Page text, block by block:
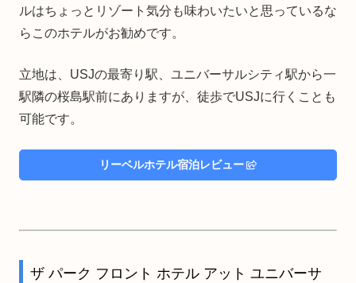
ルはちょっとリゾート気分も味わいたいと思っているな
らこのホテルがお勧めです。
立地は、USJの最寄り駅、ユニバーサルシティ駅から一
駅隣の桜島駅前にありますが、徒歩でUSJに行くことも
可能です。
リーベルホテル宿泊レビュー
ザ パーク フロント ホテル アット ユニバーサ